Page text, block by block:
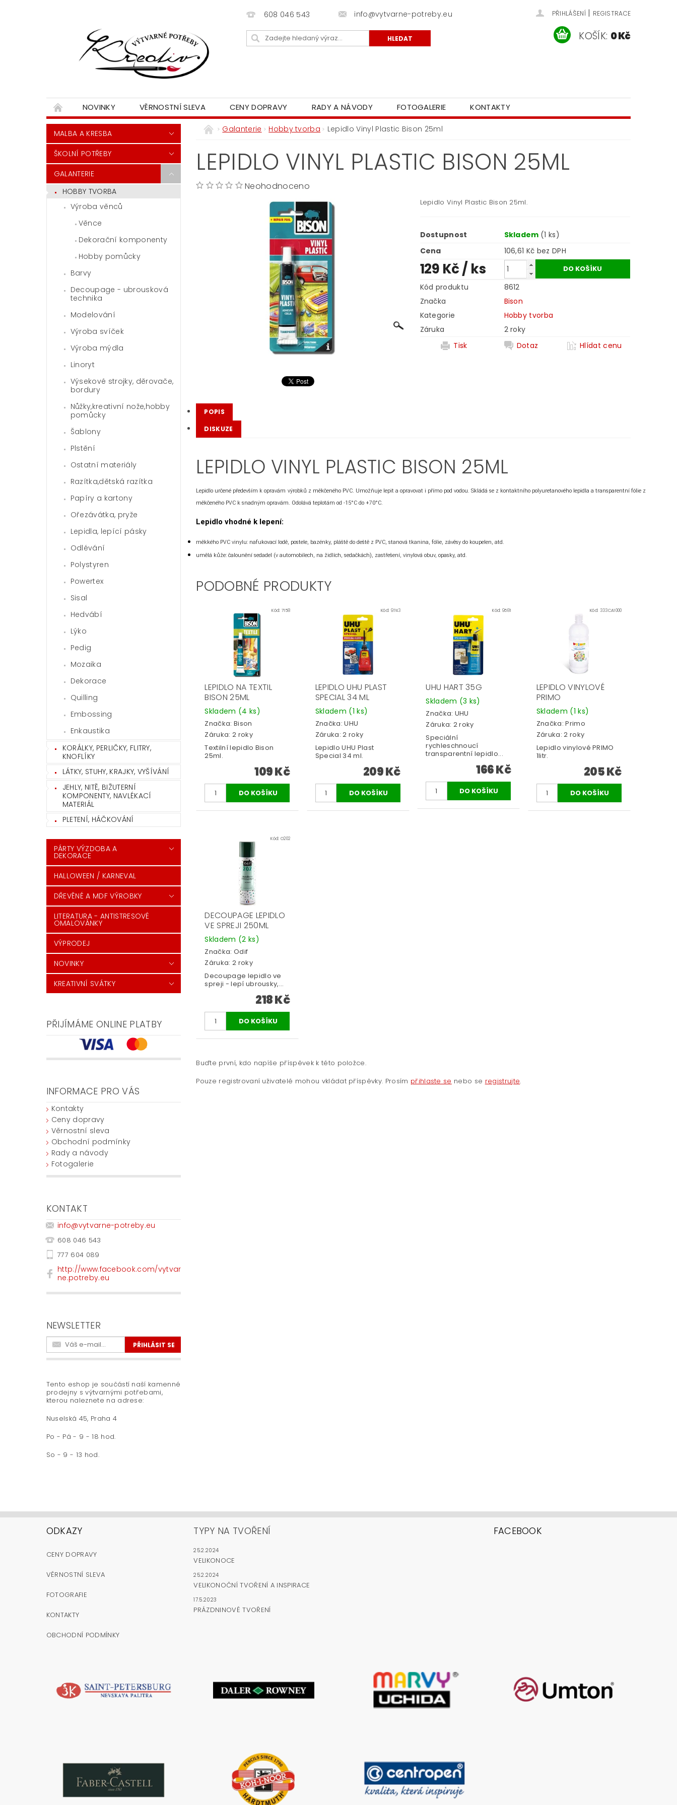
608 046 543 info@vytvarne-potreby.eu PŘIHLÁŠENÍ | REGISTRACE
KOŠÍK: 0 Kč
NOVINKY VĚRNOSTNÍ SLEVA CENY DOPRAVY RADY A NÁVODY FOTOGALERIE KONTAKTY
MALBA A KRESBA
ŠKOLNÍ POTŘEBY
GALANTERIE
HOBBY TVORBA
Výroba věnců
Věnce
Dekorační komponenty
Hobby pomůcky
Barvy
Decoupage - ubrousková
technika
Modelování
Výroba svíček
Výroba mýdla
Linoryt
Výsekové strojky, děrovače,
bordury
Nůžky,kreativní nože,hobby
pomůcky
Šablony
Plstění
Ostatní materiály
Razítka,dětská razítka
Papíry a kartony
Ořezávátka, pryže
Lepidla, lepící pásky
Odlévání
Polystyren
Powertex
Sisal
Hedvábí
Lýko
Pedig
Mozaika
Dekorace
Quilling
Embossing
Enkaustika
KORÁLKY, PERLIČKY, FLITRY,
KNOFLÍKY
LÁTKY, STUHY, KRAJKY, VYŠÍVÁNÍ
JEHLY, NITĚ, BIŽUTERNÍ
KOMPONENTY, NAVLÉKACÍ
MATERIÁL
PLETENÍ, HÁČKOVÁNÍ
PÁRTY VÝZDOBA A
DEKORACE
HALLOWEEN / KARNEVAL
DŘEVĚNÉ A MDF VÝROBKY
LITERATURA - ANTISTRESOVÉ
OMALOVÁNKY
VÝPRODEJ
NOVINKY
KREATIVNÍ SVÁTKY
PŘIJÍMÁME ONLINE PLATBY
INFORMACE PRO VÁS
Kontakty
Ceny dopravy
Věrnostní sleva
Obchodní podmínky
Rady a návody
Fotogalerie
KONTAKT
info@vytvarne-potreby.eu
608 046 543
777 604 089
http://www.facebook.com/vytvar
ne.potreby.eu
NEWSLETTER
Tento eshop je součástí naší kamenné
prodejny s výtvarnými potřebami,
kterou naleznete na adrese:
Nuselská 45, Praha 4
Po - Pá - 9 - 18 hod.
So - 9 - 13 hod.
Galanterie Hobby tvorba Lepidlo Vinyl Plastic Bison 25ml
LEPIDLO VINYL PLASTIC BISON 25ML
Neohodnoceno
Lepidlo Vinyl Plastic Bison 25ml.
Dostupnost Skladem (1 ks)
Cena
106,61 Kč bez DPH
129 Kč/ ks
Kód produktu
8612
Značka
Bison
Kategorie
Hobby tvorba
Záruka
2 roky
Tisk
Dotaz Hlídat cenu
POPIS
DISKUZE
LEPIDLO VINYL PLASTIC BISON 25ML
Lepidlo určené především k opravám výrobků z měkčeného PVC. Umožňuje lepit a opravovat i přímo pod vodou. Skládá se z kontaktního polyuretanového lepidla a transparentní fólie z
měkčeného PVC k snadným opravám. Odolává teplotám od -15°C do +70°C.
Lepidlo vhodné k lepení:
měkkého PVC vinylu: nafukovací lodě, postele, bazénky, pláště do deště z PVC, stanová tkanina, fólie, závěsy do koupelen, atd.
umělá kůže: čalounění sedadel (v automobilech, na židlích, sedačkách), zastřešení, vinylová obuv, opasky, atd.
PODOBNÉ PRODUKTY
Kód:7158
LEPIDLO NA TEXTIL
BISON 25ML
Skladem (4 ks)
Značka: Bison
Záruka: 2 roky
Textilní lepidlo Bison
25ml.
109 Kč
Kód: 9743
LEPIDLO UHU PLAST
SPECIAL 34 ML
Skladem (1 ks)
Značka:UHU
Záruka: 2 roky
Lepidlo UHU Plast
Special 34 ml.
209 Kč
Kód: 9581
UHU HART 35G
Skladem (3 ks)
Značka: UHU
Záruka: 2 roky
Speciální
rychleschnoucí
transparentní lepidlo...
166 Kč
Kód: 333CA1000
LEPIDLO VINYLOVÉ
PRIMO
Skladem (1 ks)
Značka:Primo
Záruka: 2 roky
Lepidlo vinylové PRIMO
1litr.
205 Kč
Kód:O202
DECOUPAGE LEPIDLO
VE SPREJI 250ML
Skladem (2 ks)
Značka: Odif
Záruka: 2 roky
Decoupage lepidlo ve
spreji - lepí ubrousky,...
218 Kč
Buďte první, kdo napíše příspěvek k této položce.
Pouze registrovaní uživatelé mohou vkládat příspěvky. Prosím přihlaste se nebo se registrujte.
ODKAZY
CENY DOPRAVY
VĚRNOSTNÍ SLEVA
FOTOGRAFIE
KONTAKTY
OBCHODNÍ PODMÍNKY
TYPY NA TVOŘENÍ
25.2.2024
VELIKONOCE
25.2.2024
VELIKONOČNÍ TVOŘENÍ A INSPIRACE
17.5.2023
PRÁZDNINOVÉ TVOŘENÍ
FACEBOOK